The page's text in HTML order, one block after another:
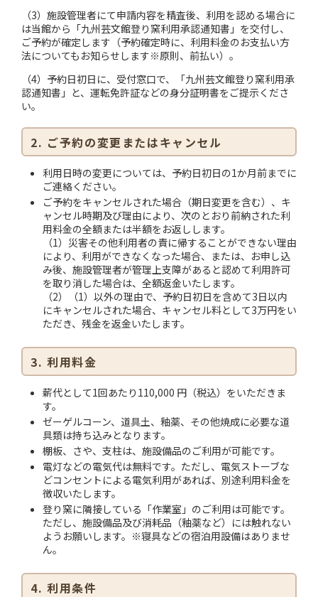
（3）施設管理者にて申請内容を精査後、利用を認める場合に
は当館から「九州芸文館登り窯利用承認通知書」を交付し、
ご予約が確定します（予約確定時に、利用料金のお支払い方
法についてもお知らせします※原則、前払い）。
（4）予約日初日に、受付窓口で、「九州芸文館登り窯利用承
認通知書」と、運転免許証などの身分証明書をご提示くださ
い。
2. ご予約の変更またはキャンセル
利用日時の変更については、予約日初日の1か月前までに
ご連絡ください。
ご予約をキャンセルされた場合（期日変更を含む）、キ
ャンセル時期及び理由により、次のとおり前納された利
用料金の全額または半額をお返しします。
（1）災害その他利用者の責に帰することができない理由
により、利用ができなくなった場合、または、お申し込
み後、施設管理者が管理上支障があると認めて利用許可
を取り消した場合は、全額返金いたします。
（2）（1）以外の理由で、予約日初日を含めて3日以内
にキャンセルされた場合、キャンセル料として3万円をい
ただき、残金を返金いたします。
3. 利用料金
薪代として1回あたり110,000 円（税込）をいただきま
す。
ゼーゲルコーン、道具土、釉薬、その他焼成に必要な道
具類は持ち込みとなります。
棚板、さや、支柱は、施設備品のご利用が可能です。
電灯などの電気代は無料です。ただし、電気ストーブな
どコンセントによる電気利用があれば、別途利用料金を
徴収いたします。
登り窯に隣接している「作業室」のご利用は可能です。
ただし、施設備品及び消耗品（釉薬など）には触れない
ようお願いします。※寝具などの宿泊用設備はありませ
ん。
4. 利用条件